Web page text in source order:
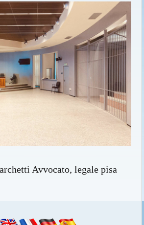
Avvocato, legale pisa